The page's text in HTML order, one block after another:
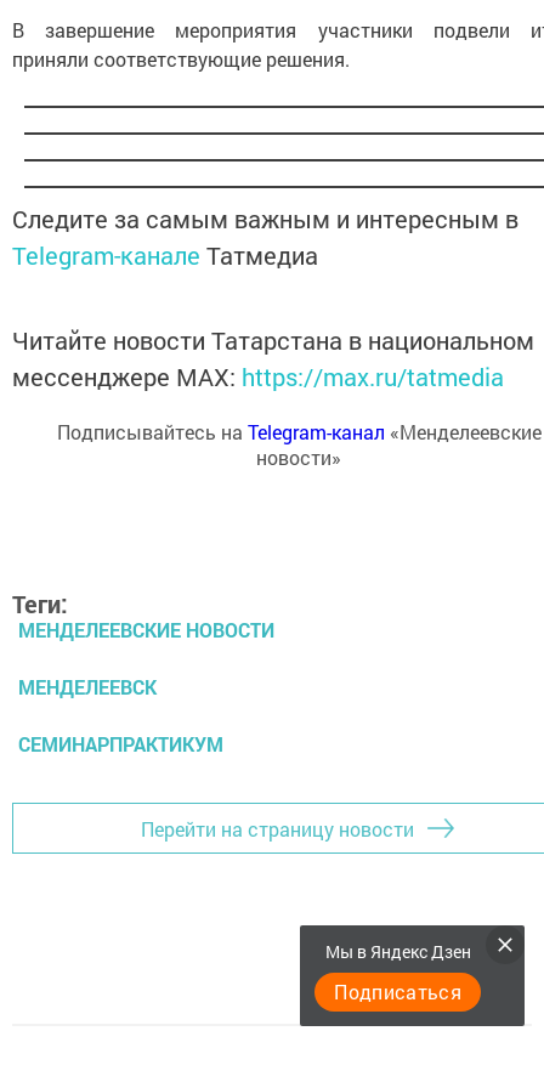
В завершение мероприятия участники подвели
приняли соответствующие решения.
Следите за самым важным и интересным в
Telegram-канале Татмедиа
Читайте новости Татарстана в национальном
мессенджере MАХ: https://max.ru/tatmedia
Подписывайтесь на Telegram-канал «Менделеевские
новости»
Теги:
МЕНДЕЛЕЕВСКИЕ НОВОСТИ
МЕНДЕЛЕЕВСК
СЕМИНАРПРАКТИКУМ
Перейти на страницу новости
Мы в Яндекс Дзен
Подписаться